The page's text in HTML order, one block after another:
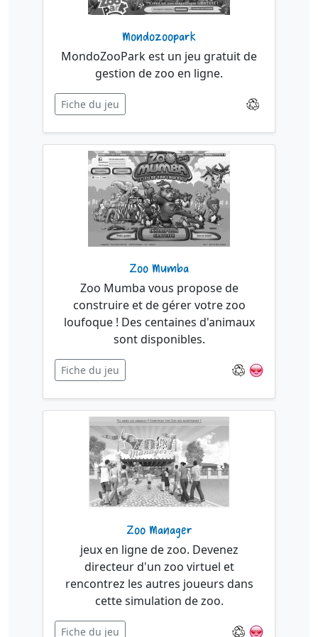
Mondozoopark
MondoZooPark est un jeu gratuit de
gestion de zoo en ligne.
Fiche du jeu
Zoo Mumba
Zoo Mumba vous propose de
construire et de gérer votre zoo
loufoque ! Des centaines d'animaux
sont disponibles.
Fiche du jeu
Zoo Manager
jeux en ligne de zoo. Devenez
directeur d'un zoo virtuel et
rencontrez les autres joueurs dans
cette simulation de zoo.
Fiche du jeu